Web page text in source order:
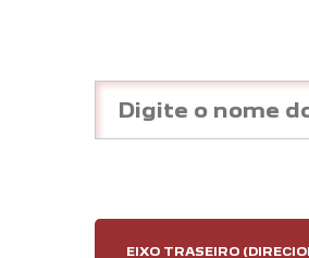
EIXO TRASEIRO